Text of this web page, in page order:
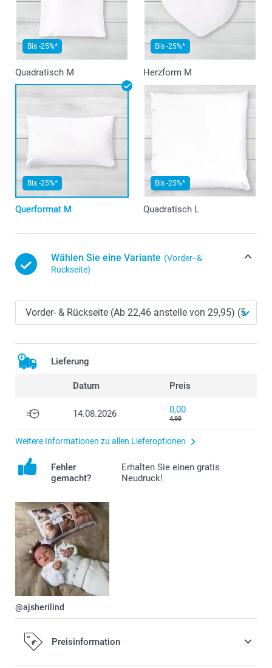
Bis -25%*
Quadratisch M
Bis -25%*
Herzform M
Bis -25%*
Querformat M
Bis -25%*
Quadratisch L
Wählen Sie eine Variante (Vorder- &
Rückseite)
Lieferung
Datum Preis
14.08.2026 0,00
4,99
Weitere Informationen zu allen Lieferoptionen
Fehler
gemacht?
Erhalten Sie einen gratis
Neudruck!
@ajsherilind
Preisinformation